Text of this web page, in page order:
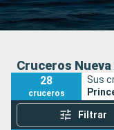
Fecha de salida
Cruceros
28
cruceros
Sus
Filtrar